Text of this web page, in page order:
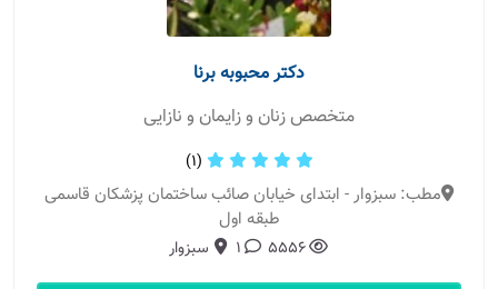
دکتر محبوبه برنا
متخصص زنان و زایمان و نازایی
(1)
مطب: سبزوار - ابتدای خیابان صائب ساختمان پزشکان قاسمی
طبقه اول
5556
1 سبزوار